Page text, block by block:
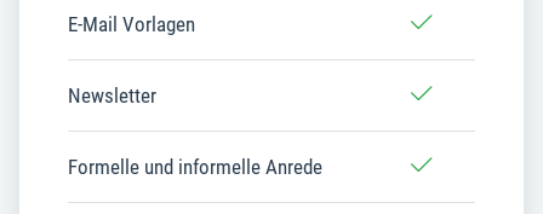
E-Mail Vorlagen
Newsletter
Formelle und informelle Anrede